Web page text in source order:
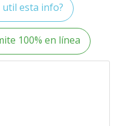
util esta info?
100% en línea